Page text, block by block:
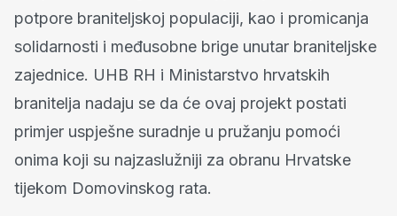
potpore braniteljskoj populaciji, kao i promicanja
solidarnosti i međusobne brige unutar braniteljske
zajednice. UHB RH i Ministarstvo hrvatskih
branitelja nadaju se da će ovaj projekt postati
primjer uspješne suradnje u pružanju pomoći
onima koji su najzaslužniji za obranu Hrvatske
tijekom Domovinskog rata.